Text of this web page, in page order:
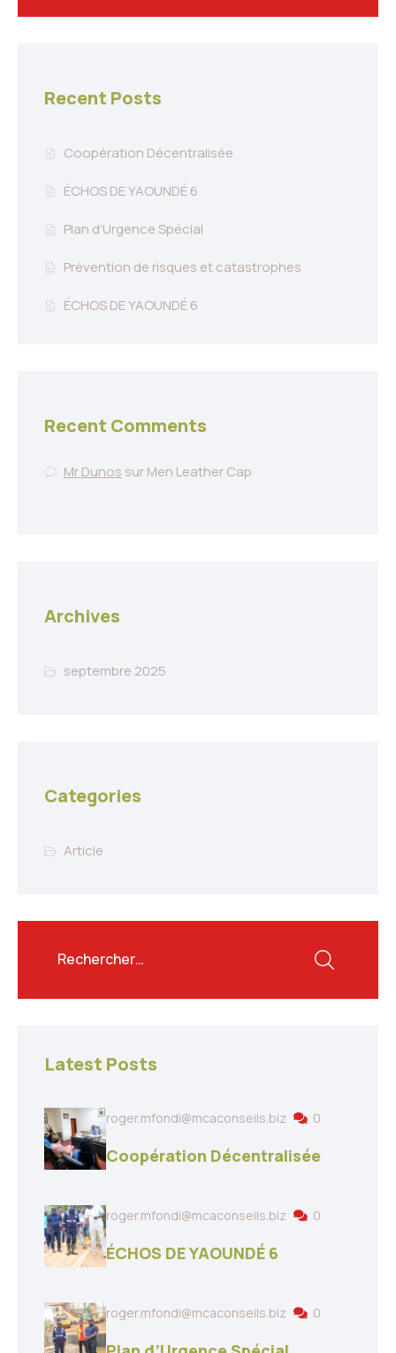
Recent Posts
Coopération Décentralisée
ÉCHOS DE YAOUNDÉ 6
Plan d’Urgence Spécial
Prévention de risques et catastrophes
ÉCHOS DE YAOUNDÉ 6
Recent Comments
Mr Dunos surMen Leather Cap
Archives
septembre 2025
Categories
Article
Latest Posts
roger.mfondi@mcaconseils.biz 0
Coopération Décentralisée
roger.mfondi@mcaconseils.biz 0
ÉCHOS DE YAOUNDÉ 6
roger.mfondi@mcaconseils.biz 0